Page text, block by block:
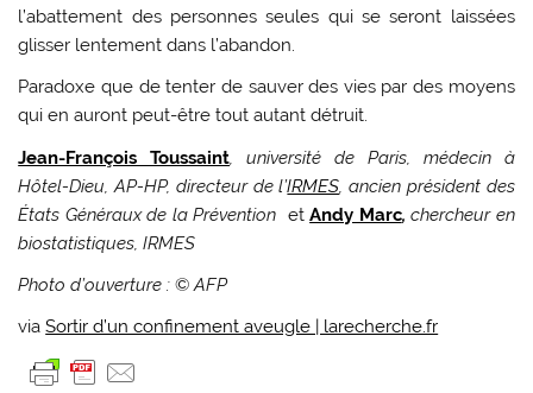
l’abattement des personnes seules qui se seront laissées
glisser lentement dans l’abandon.
Paradoxe que de tenter de sauver des vies par des moyens
qui en auront peut-être tout autant détruit.
Jean-François Toussaint, université de Paris, médecin à
Hôtel-Dieu, AP-HP, directeur de l’IRMES, ancien président des
États Généraux de la Prévention etAndy Marc, chercheur en
biostatistiques, IRMES
Photo d’ouverture :©AFP
viaSortir d’un confinement aveugle | larecherche.fr